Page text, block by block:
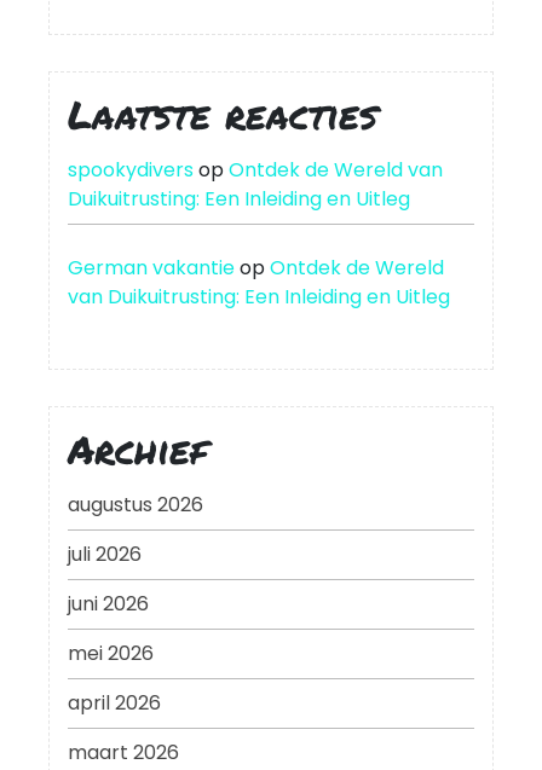
Laatste reacties
spookydiversopOntdek de Wereld van
Duikuitrusting: Een Inleiding en Uitleg
German vakantieopOntdek de Wereld
van Duikuitrusting: Een Inleiding en Uitleg
Archief
augustus 2026
juli 2026
juni 2026
mei 2026
april 2026
maart 2026